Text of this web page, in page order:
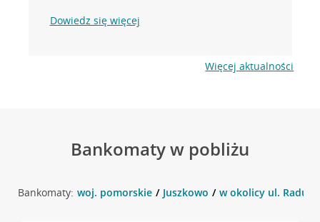
Dowiedz się więcej
Więcej aktualności
Bankomaty w pobliżu
Bankomaty: woj. pomorskie Juszkowo w okolicy ul.